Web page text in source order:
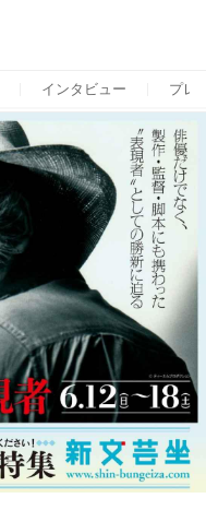
インタビュー プレ